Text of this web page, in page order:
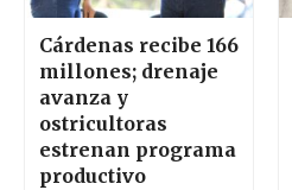
Cárdenas recibe 166
millones; drenaje
avanza y
ostricultoras
estrenan programa
productivo